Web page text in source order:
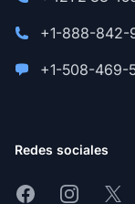
+1-888-842-
+1-508-469-
Redes sociales
FacebookInstagram
X